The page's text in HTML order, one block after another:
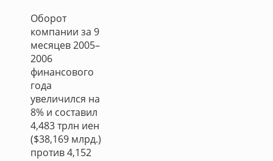
Оборот
компании за 9
месяцев 2005–
2006
финансового
года
увеличился на
8% и составил
4,483 трлн иен
($38,169 млрд.)
против 4,152